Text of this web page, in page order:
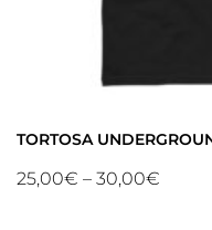
TORTOSA
25,00€ – 30,00€